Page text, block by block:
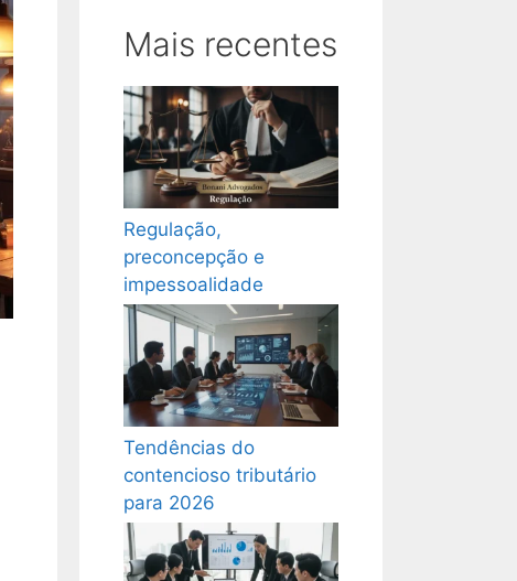
Mais recentes
Regulação,
preconcepção e
impessoalidade
Tendências do
contencioso tributário
para 2026